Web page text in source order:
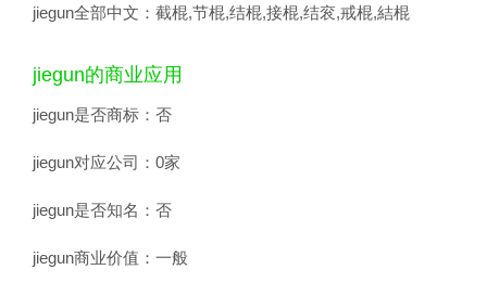
jiegun全部中文： 截棍,节棍,结棍,接棍,结衮,戒棍,結棍
jiegun的商业应用
jiegun是否商标： 否
jiegun对应公司： 0家
jiegun是否知名： 否
jiegun商业价值： 一般